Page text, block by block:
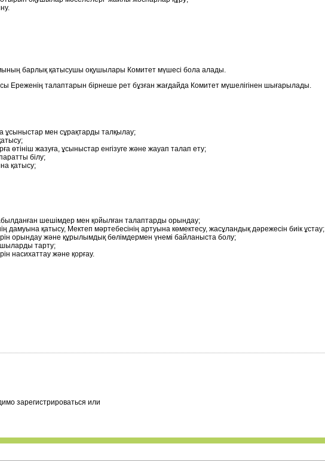
барлық қатысушы оқушылары Комитет мүшесі бола алады.
талаптарын бірнеше рет бұзған жағдайда Комитет мүшелігінен шығарылады.
ұсыныстар мен сұрақтарды талқылау;
өтініш жазуға, ұсыныстар енгізуге және жауап талап ету;
білу;
қатысу;
шешімдер мен қойылған талаптарды орындау;
дамуына қатысу, Мектеп мәртебесінің артуына көмектесу, жасұландық дәрежесін биік ұстау;
орындау және құрылымдық бөлімдермен үнемі байланыста болу;
тарту;
насихаттау және қорғау.
зарегистрироваться или